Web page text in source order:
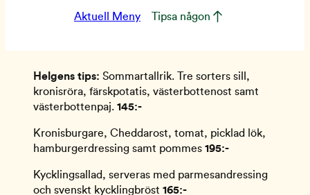
Aktuell Meny Tipsa någon
Helgens tips: Sommartallrik. Tre sorters sill,
kronisröra, färskpotatis, västerbottenost samt
västerbottenpaj. 145:-
Kronisburgare, Cheddarost, tomat, picklad lök,
hamburgerdressing samt pommes 195:-
Kycklingsallad, serveras med parmesandressing
och svenskt kycklingbröst 165:-